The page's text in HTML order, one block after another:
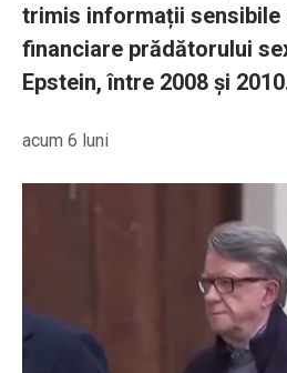
trimis informații sensibile
financiare prădătorului
Epstein, între 2008 și
acum 6 luni